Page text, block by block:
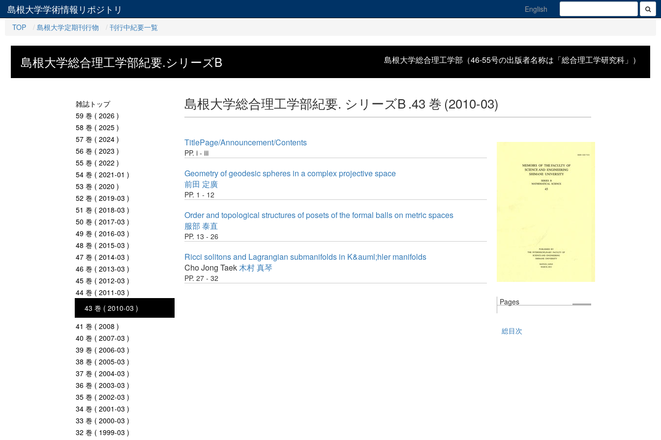
島根大学学術情報リポジトリ
English
TOP
島根大学定期刊行物 刊行中紀要一覧
島根大学総合理工学部（46-55号の出版者名称は「総合理工学研究科」）
島根大学総合理工学部紀要.シリーズB
雑誌トップ
59 巻 ( 2026 )
58 巻 ( 2025 )
57 巻 ( 2024 )
56 巻 ( 2023 )
55 巻 ( 2022 )
54 巻 ( 2021-01 )
53 巻 ( 2020 )
52 巻 ( 2019-03 )
51 巻 ( 2018-03 )
50 巻 ( 2017-03 )
49 巻 ( 2016-03 )
48 巻 ( 2015-03 )
47 巻 ( 2014-03 )
46 巻 ( 2013-03 )
45 巻 ( 2012-03 )
44 巻 ( 2011-03 )
43 巻 ( 2010-03 )
41 巻 ( 2008 )
40 巻 ( 2007-03 )
39 巻 ( 2006-03 )
38 巻 ( 2005-03 )
37 巻 ( 2004-03 )
36 巻 ( 2003-03 )
35 巻 ( 2002-03 )
34 巻 ( 2001-03 )
33 巻 ( 2000-03 )
32 巻 ( 1999-03 )
島根大学総合理工学部紀要. シリーズB.43 巻 (2010-03)
TitlePage/Announcement/Contents
PP. i - iii
Geometry of geodesic spheres in a complex projective space
前田 定廣
PP. 1 - 12
Order and topological structures of posets of the formal balls on metric spaces
服部 泰直
PP. 13 - 26
Ricci solitons and Lagrangian submanifolds in K&auml;hler manifolds
Cho Jong Taek木村 真琴
PP. 27 - 32
Pages
総目次